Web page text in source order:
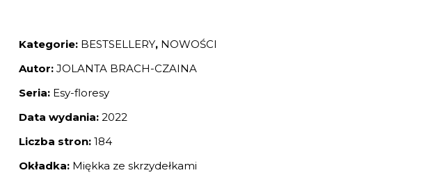
Kategorie: BESTSELLERY, NOWOŚCI
Autor: JOLANTA BRACH-CZAINA
Seria: Esy-floresy
Data wydania: 2022
Liczba stron: 184
Okładka: Miękka ze skrzydełkami